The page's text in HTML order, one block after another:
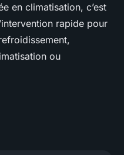
en climatisation, c’est
rapide pour
ou